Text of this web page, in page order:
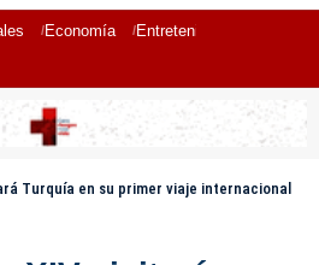
Economía Entretenimiento
Turquía en su primer viaje internacional